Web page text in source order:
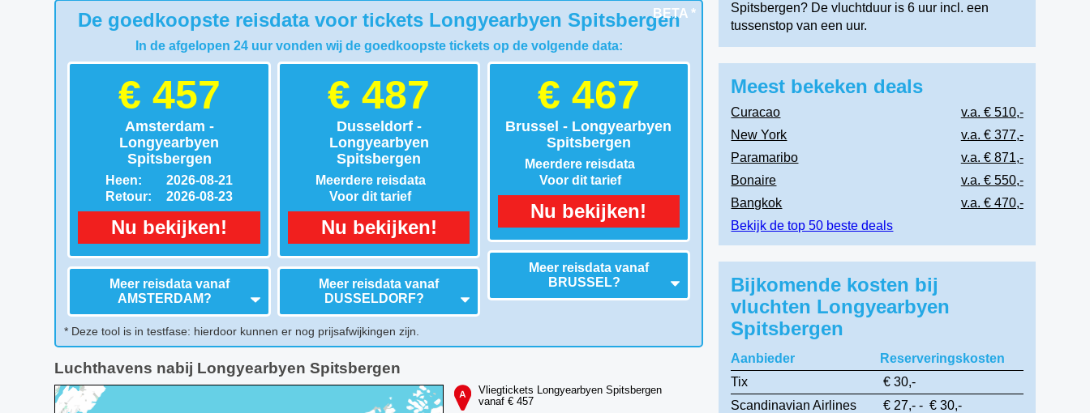
BETA *
De goedkoopste reisdata voor tickets Longyearbyen Spitsbergen
In de afgelopen 24 uur vonden wij de goedkoopste tickets op de volgende data:
€ 457
Amsterdam -
Longyearbyen
Spitsbergen
Heen:
Retour:
2026-08-21
2026-08-23
Nu bekijken!
Meer reisdata vanaf
AMSTERDAM?
€ 487
Dusseldorf -
Longyearbyen
Spitsbergen
Meerdere reisdata
Voor dit tarief
Nu bekijken!
Meer reisdata vanaf
DUSSELDORF?
€ 467
Brussel - Longyearbyen
Spitsbergen
Meerdere reisdata
Voor dit tarief
Nu bekijken!
Meer reisdata vanaf
BRUSSEL?
* Deze tool is in testfase: hierdoor kunnen er nog prijsafwijkingen zijn.
Luchthavens nabij Longyearbyen Spitsbergen
Vliegtickets Longyearbyen Spitsbergen
vanaf € 457
Spitsbergen? De vluchtduur is 6 uur incl. een
tussenstop van een uur.
Meest bekeken deals
Curacao
v.a. € 510,-
New York
v.a. € 377,-
Paramaribo
v.a. € 871,-
Bonaire
v.a. € 550,-
Bangkok
v.a. € 470,-
Bekijk de top 50 beste deals
Bijkomende kosten bij
vluchten Longyearbyen
Spitsbergen
Aanbieder
Reserveringskosten
Tix
€ 30,-
Scandinavian Airlines
€ 27,- - € 30,-